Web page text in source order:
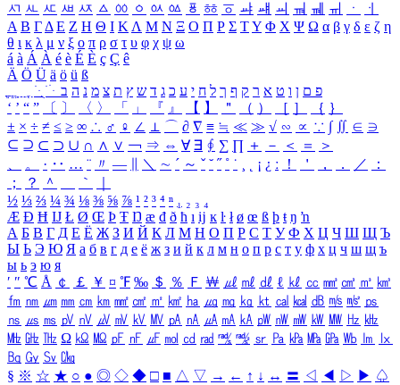
ㅺ ㅻ ㅼ ㅽ ㅾ ㅿ ㆀ ㆁ ㆂ ㆃ ㆄ ㆅ ㆆ ㆇ ㆈ ㆉ ㆊ ㆋ ㆌ ㆍ
ㆎ
Α Β ΓΔ Ε Ζ Η Θ Ι ΚΛ Μ Ν Ξ Ο Π Ρ Σ ΤΥ Φ Χ Ψ Ω α β γ δ ε ζ η
θ ι κ λ μ ν ξ ο π ρ σ τ υ φ χ ψ ω
á à Á À é è É È ç Ç ê
Ä Ö Ü ä ö ü ß
ִֶֹ ֻּ ׁׂ פ ם ן ו ט א ר ק ף ך ל ח י ע כ ג ד ש ץ ת צ מ נ ה ב
‘ ’ “ ” 〔 〕 〈 〉 「 」 『 』 【 】 ＂ （ ） ［ ］ ｛ ｝
± × ÷ ≠ ≤ ≥ ∞ ∴ ♂ ♀ ∠ ⊥ ⌒ ∂ ∇ ≡ ≒ ≪ ≫ √ ∽ ∝ ∵ ∫ ∬ ∈ ∋
⊆ ⊇ ⊂ ⊃ ∪ ∩ ∧ ∨ ￢ ⇒ ⇔ ∀ ∃ ∮ ∑ ∏ ＋ － ＜ ＝
＞
、
。 · ‥ … ¨ 〃 ― ＼ ∼ ´ ～ ˇ ˘ ˝ ˚ ˙ ¸ ¡ ¿ ː ！ ＇ ， ． ／
：
；
？ ＾ ｀
½ ⅓ ⅔ ¼ ¾ ⅛ ⅜ ⅝ ⅞ ¹ ² ³ ⁴ ⁿ ₁ ₂ ₃ ₄
Æ Ð Ħ Ĳ Ł Ø Œ Þ Ŧ Ŋ æ đ ð ħ ı ĳ ĸ ŀ ł ø œ ß þ ŧ ŋ ŉ
А Б В Г Д Е Ё Ж З И Й К Л М Н О П Р С Т У Ф Х Ц Ч Ш Щ Ъ
Ы Ь Э Ю Я а б в г д е ё ж з и й к л м н о п р с т у ф х ц ч ш щ ъ
ы ь э ю я
′ ″ ℃ Å ￠ ￡ ￥ ¤ ℉ ‰ ＄ ％ Ｆ ￦ ㎕ ㎖ ㎗ ℓ ㎘ ㏄ ㎣ ㎤ ㎥ ㎦
㎙ ㎚ ㎛ ㎜ ㎝ ㎞ ㎟ ㎠ ㎡ ㎢ ㏊ ㎍ ㎎ ㎏ ㏏ ㎈ ㎉ ㏈ ㎧ ㎨ ㎰
㎱ ㎲ ㎳ ㎴ ㎵ ㎶ ㎷ ㎸ ㎹ ㎀ ㎁ ㎂ ㎃ ㎄ ㎺ ㎻ ㎽ ㎾ ㎿ ㎐ ㎑
㎒ ㎓ ㎔ Ω ㏀ ㏁ ㎊ ㎋ ㎌ ㏖ ㏅ ㎭ ㎮ ㎯ ㏛ ㎩ ㎪ ㎫ ㎬ ㏝ ㏐
㏓
㏃ ㏉ ㏜ ㏆
§ ※ ☆ ★ ○ ● ◎ ◇ ◆ □ ■ △ ▽ → ← ↑ ↓ ↔ 〓 ◁ ◀ ▷ ▶ ♤